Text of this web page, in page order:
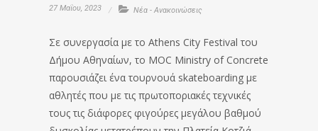
27 Μαΐου, 2023 Νέα - Ανακοινώσεις
Σε συνεργασία με το Athens City Festival του
Δήμου Αθηναίων, το MOC Ministry of Concrete
παρουσιάζει ένα τουρνουά skateboarding με
αθλητές που με τις πρωτοποριακές τεχνικές
τους τις διάφορες φιγούρες μεγάλου βαθμού